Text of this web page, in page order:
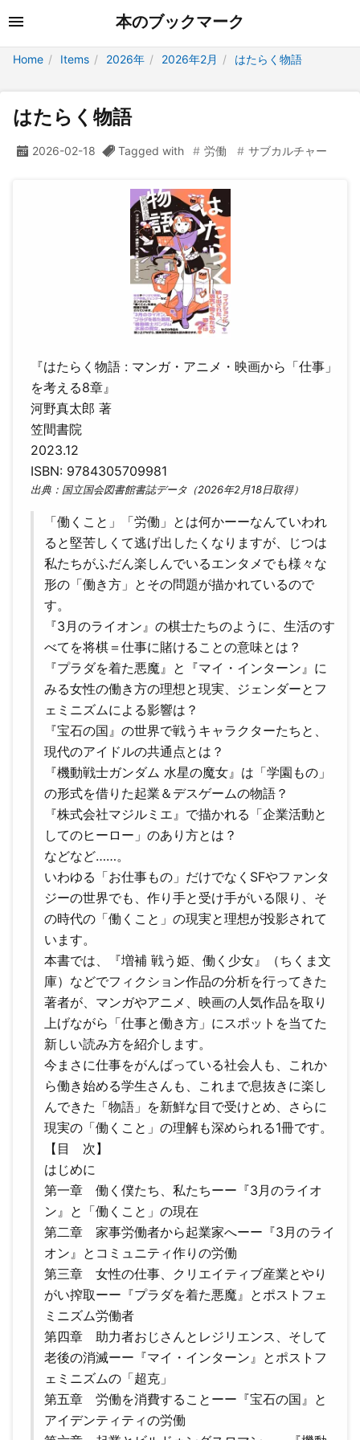
本のブックマーク
Home Items 2026年 2026年2月 はたらく物語
はたらく物語
2026-02-18 Tagged with 労働 サブカルチャー
『はたらく物語 : マンガ・アニメ・映画から「仕事」
を考える8章』
河野真太郎 著
笠間書院
2023.12
ISBN: 9784305709981
出典：国立国会図書館書誌データ（2026年2月18日取得）
「働くこと」「労働」とは何かーーなんていわれ
ると堅苦しくて逃げ出したくなりますが、じつは
私たちがふだん楽しんでいるエンタメでも様々な
形の「働き方」とその問題が描かれているので
す。
『3月のライオン』の棋士たちのように、生活のす
べてを将棋＝仕事に賭けることの意味とは？
『プラダを着た悪魔』と『マイ・インターン』に
みる女性の働き方の理想と現実、ジェンダーとフ
ェミニズムによる影響は？
『宝石の国』の世界で戦うキャラクターたちと、
現代のアイドルの共通点とは？
『機動戦士ガンダム 水星の魔女』は「学園もの」
の形式を借りた起業＆デスゲームの物語？
『株式会社マジルミエ』で描かれる「企業活動と
してのヒーロー」のあり方とは？
などなど……。
いわゆる「お仕事もの」だけでなくSFやファンタ
ジーの世界でも、作り手と受け手がいる限り、そ
の時代の「働くこと」の現実と理想が投影されて
います。
本書では、『増補 戦う姫、働く少女』（ちくま文
庫）などでフィクション作品の分析を行ってきた
著者が、マンガやアニメ、映画の人気作品を取り
上げながら「仕事と働き方」にスポットを当てた
新しい読み方を紹介します。
今まさに仕事をがんばっている社会人も、これか
ら働き始める学生さんも、これまで息抜きに楽し
んできた「物語」を新鮮な目で受けとめ、さらに
現実の「働くこと」の理解も深められる1冊です。
【目 次】
はじめに
第一章 働く僕たち、私たちーー『3月のライオ
ン』と「働くこと」の現在
第二章 家事労働者から起業家へーー『3月のライ
オン』とコミュニティ作りの労働
第三章 女性の仕事、クリエイティブ産業とやり
がい搾取ーー『プラダを着た悪魔』とポストフェ
ミニズム労働者
第四章 助力者おじさんとレジリエンス、そして
老後の消滅ーー『マイ・インターン』とポストフ
ェミニズムの「超克」
第五章 労働を消費することーー『宝石の国』と
アイデンティティの労働